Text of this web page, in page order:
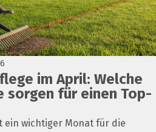
im April: Welche
sorgen für einen Top-
ein wichtiger Monat für die